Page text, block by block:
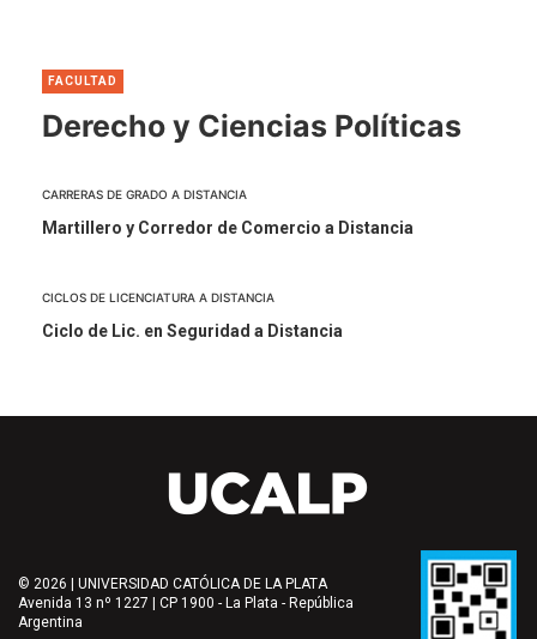
FACULTAD
Derecho y Ciencias Políticas
CARRERAS DE GRADO A DISTANCIA
Martillero y Corredor de Comercio a Distancia
CICLOS DE LICENCIATURA A DISTANCIA
Ciclo de Lic. en Seguridad a Distancia
© 2026 | UNIVERSIDAD CATÓLICA DE LA PLATA
Avenida 13 nº 1227 | CP 1900 - La Plata - República
Argentina